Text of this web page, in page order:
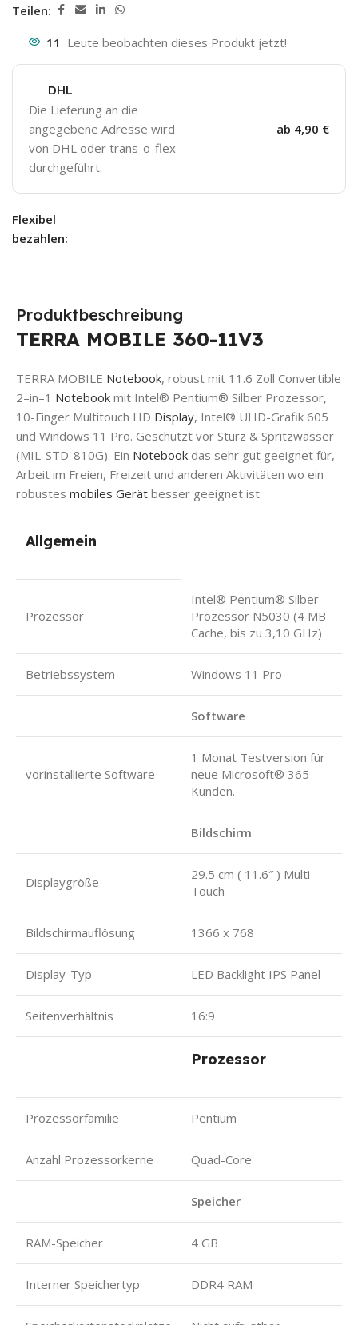
Teilen:
11 Leute beobachten dieses Produkt jetzt!
DHL
Die Lieferung an die
angegebene Adresse wird
von DHL oder trans-o-flex
durchgeführt.
ab 4,90 €
Flexibel
bezahlen:
Produktbeschreibung
TERRA MOBILE 360-11V3
TERRA MOBILE Notebook, robust mit 11.6 Zoll Convertible
2–in–1 Notebook mit Intel® Pentium® Silber Prozessor,
10-Finger Multitouch HD Display, Intel® UHD-Grafik 605
und Windows 11 Pro. Geschützt vor Sturz & Spritzwasser
(MIL-STD-810G). Ein Notebook das sehr gut geeignet für,
Arbeit im Freien, Freizeit und anderen Aktivitäten wo ein
robustes mobiles Gerät besser geeignet ist.
Allgemein
Prozessor
Intel® Pentium® Silber
Prozessor N5030 (4 MB
Cache, bis zu 3,10 GHz)
Betriebssystem Windows 11 Pro
Software
vorinstallierte Software
1 Monat Testversion für
neue Microsoft® 365
Kunden.
Bildschirm
Displaygröße
29.5 cm ( 11.6″ ) Multi-
Touch
Bildschirmauflösung 1366 x 768
Display-Typ LED Backlight IPS Panel
Seitenverhältnis 16:9
Prozessor
Prozessorfamilie Pentium
Anzahl Prozessorkerne Quad-Core
Speicher
RAM-Speicher 4 GB
Interner Speichertyp DDR4 RAM